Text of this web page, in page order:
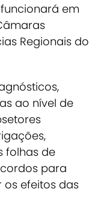
em
Regionais do
ao nível de
folhas de
para
efeitos das